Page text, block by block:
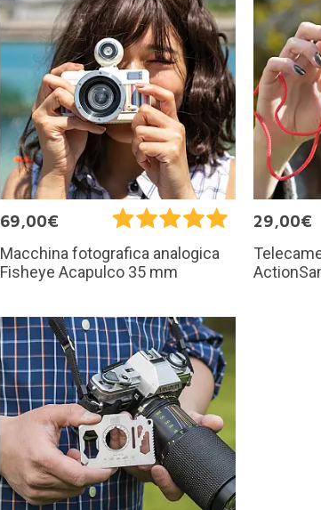
69,00€
Macchina fotografica analogica
Fisheye Acapulco 35 mm
29,00€